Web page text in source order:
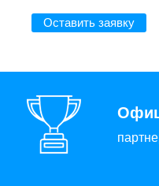
Оставить заявку